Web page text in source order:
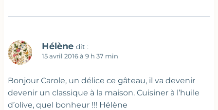
Hélène dit :
15 avril 2016 à 9 h 37 min
Bonjour Carole, un délice ce gâteau, il va devenir
devenir un classique à la maison. Cuisiner à l’huile
d’olive, quel bonheur !!! Hélène